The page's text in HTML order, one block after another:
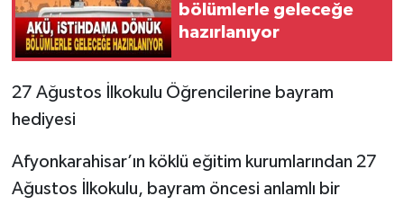
bölümlerle geleceğe
hazırlanıyor
27 Ağustos İlkokulu Öğrencilerine bayram
hediyesi
Afyonkarahisar’ın köklü eğitim kurumlarından 27
Ağustos İlkokulu, bayram öncesi anlamlı bir